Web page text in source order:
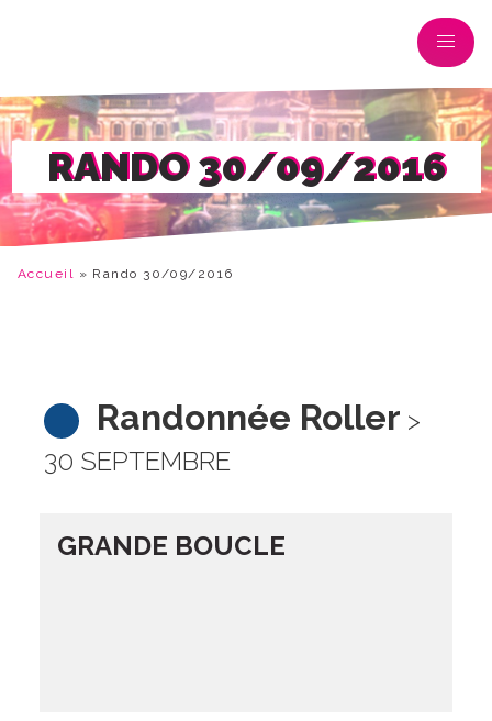
RANDO 30/09/2016
Accueil » Rando 30/09/2016
Randonnée Roller >
30 SEPTEMBRE
GRANDE BOUCLE